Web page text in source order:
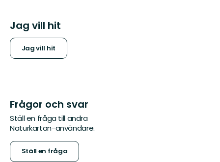
Jag vill hit
Jag vill hit
Frågor och svar
Ställ en fråga till andra
Naturkartan-användare.
Ställ en fråga